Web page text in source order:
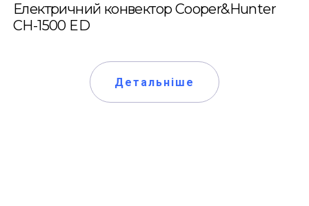
Електричний конвектор Cooper&Hunter
CH-1500 ED
Детальніше